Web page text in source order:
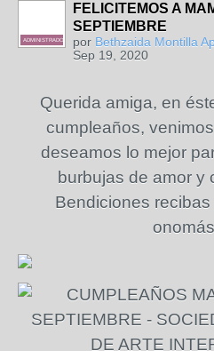
ADMINISTRADORA
FELICITEMOS A
SEPTIEMBRE
por Bethzaida Montilla
Sep 19, 2020
Querida amiga, en
cumpleaños,
deseamos lo mejor
burbujas de amor y
Bendiciones